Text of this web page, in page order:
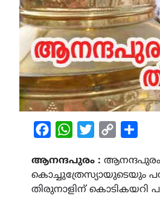
FacebookWhatsAppTwitterCopy
ആനന്ദപുരം :
കൊച്ചുത്രേസ്യായുടെയും
തിരുനാളിന് കൊടികയറി